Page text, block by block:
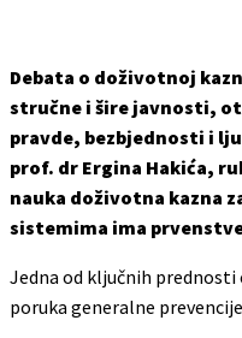
Debata o doživotnoj
stručne i šire javnosti,
pravde, bezbjednosti i
prof. dr Ergina Hakića,
nauka doživotna kazna
sistemima ima
Jedna od ključnih prednosti
poruka generalne